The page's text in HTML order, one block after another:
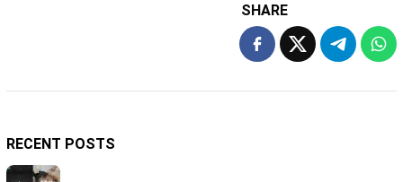
SHARE
RECENT POSTS